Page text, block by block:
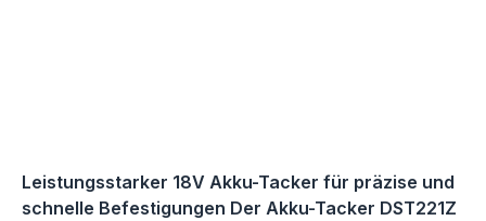
Leistungsstarker 18V Akku-Tacker für präzise und
schnelle Befestigungen Der Akku-Tacker DST221Z